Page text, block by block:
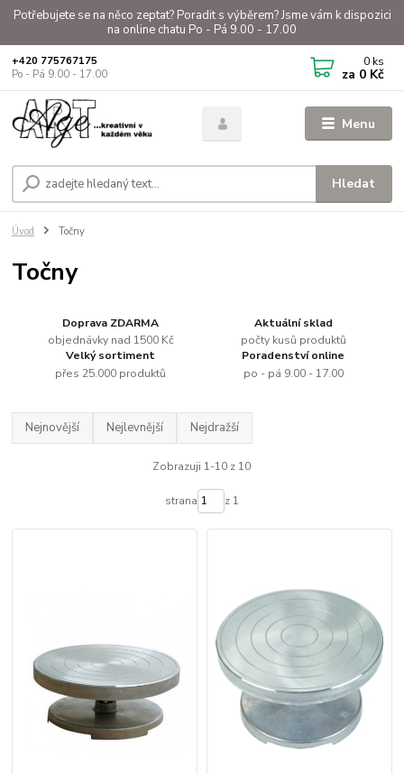
Potřebujete se na něco zeptat? Poradit s výběrem? Jsme vám k dispozici
na online chatu Po - Pá 9.00 - 17.00
Menu
Hledat
+420 775767175
Po - Pá 9.00 - 17.00
0 ks
za 0 Kč
Úvod Točny
Točny
Doprava ZDARMA
objednávky nad 1500 Kč
Aktuální sklad
počty kusů produktů
Velký sortiment
přes 25.000 produktů
Poradenství online
po - pá 9.00 - 17.00
Nejnovější Nejlevnější Nejdražší
Zobrazuji 1-10 z 10
strana z 1